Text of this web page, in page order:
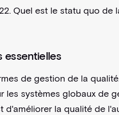
Quel est le statu quo de
essentielles
de gestion de la
les systèmes globaux de
la qualité de